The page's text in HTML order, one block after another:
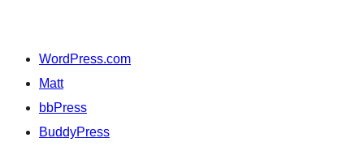
WordPress.com
Matt
bbPress
BuddyPress